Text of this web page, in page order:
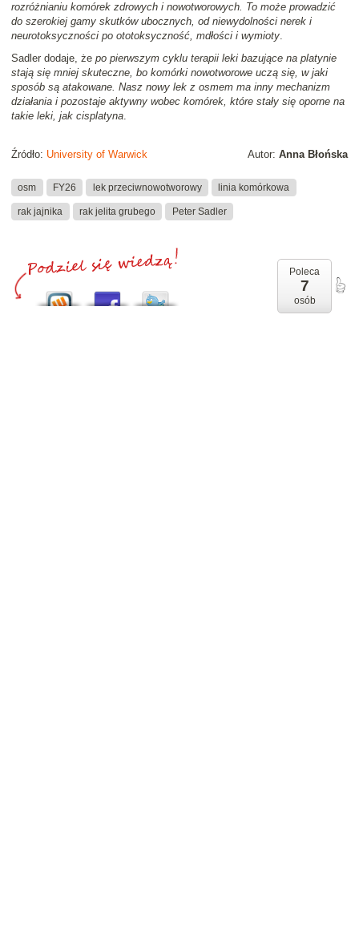
rozróżnianiu komórek zdrowych i nowotworowych. To może prowadzić
do szerokiej gamy skutków ubocznych, od niewydolności nerek i
neurotoksyczności po ototoksyczność, mdłości i wymioty.
Sadler dodaje, że po pierwszym cyklu terapii leki bazujące na platynie
stają się mniej skuteczne, bo komórki nowotworowe uczą się, w jaki
sposób są atakowane. Nasz nowy lek z osmem ma inny mechanizm
działania i pozostaje aktywny wobec komórek, które stały się oporne na
takie leki, jak cisplatyna.
Autor: Anna Błońska
Źródło: University of Warwick
osm FY26 lek przeciwnowotworowy linia komórkowa
rak jajnika rak jelita grubego Peter Sadler
Poleca
7
osób